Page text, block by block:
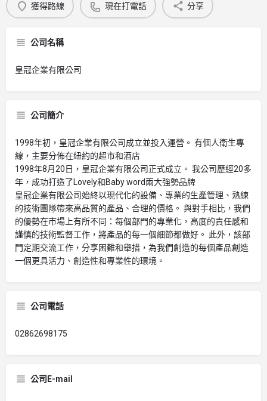
獲得路線 現在打電話 分享
公司名稱
皇冠企業有限公司
公司簡介
1998年初，皇冠企業有限公司成立並投入運營。 有個人衛生專
線，主要分佈在紐約的超市和酒店
1998年8月20日，皇冠企業有限公司正式成立。 我公司歷經20多
年，成功打造了Lovely和Baby word兩大強勢品牌
皇冠企業有限公司始終以現代化的設備、專業的生產管理、熟練
的技術團隊帶來高品質的產品、合理的價格。 與對手相比，我們
的優勢在市場上有所不同：每個部門的專業化，高度的責任感和
謹慎的技術監督工作，將產品的每一個細節都做好。 此外，該部
門定期交流工作，分享困難和舉措，為我們創造的每個產品創造
一個更具活力、創造性和專業性的環境。
公司電話
02862698175
公司E-mail